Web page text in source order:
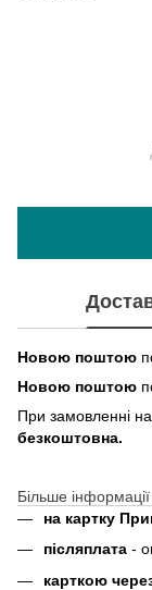
Новою поштою
Новою поштою
При замовленні
безкоштовна.
Більше
на картку
пiсляплата -
карткою